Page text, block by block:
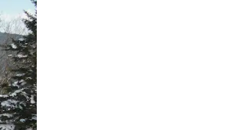
of swipen.